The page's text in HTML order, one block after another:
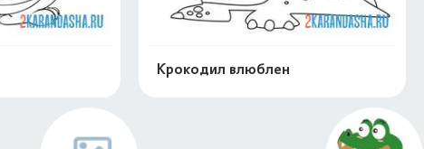
Крокодил влюблен
Распечатать и скачать